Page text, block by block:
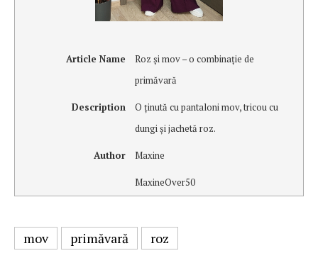
Article Name
Roz şi mov – o combinaţie de
primăvară
Description
O ţinută cu pantaloni mov, tricou cu
dungi şi jachetă roz.
Author Maxine
MaxineOver50
mov primăvară roz